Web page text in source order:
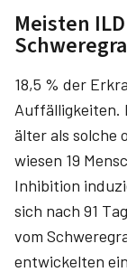
Meisten
18,5 % der
Auffälligkeiten.
älter als solche
wiesen 19
Inhibition
sich nach 91
vom
entwickelten